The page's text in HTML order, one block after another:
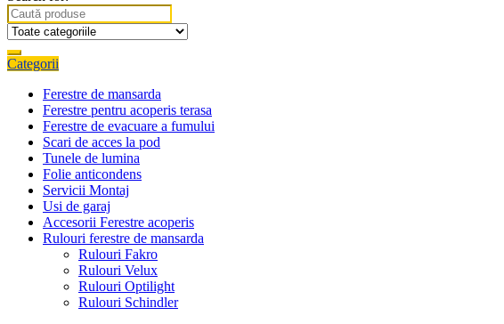
Categorii
Ferestre de mansarda
Ferestre pentru acoperis terasa
Ferestre de evacuare a fumului
Scari de acces la pod
Tunele de lumina
Folie anticondens
Servicii Montaj
Usi de garaj
Accesorii Ferestre acoperis
Rulouri ferestre de mansarda
Rulouri Fakro
Rulouri Velux
Rulouri Optilight
Rulouri Schindler